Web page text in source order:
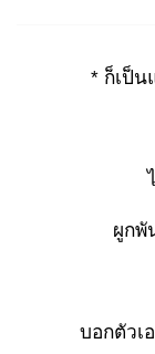
* ก็เป็น
ผูกพั
บอกตัวเ